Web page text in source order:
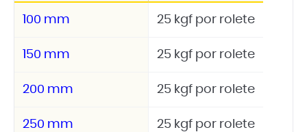
100 mm 25 kgf por rolete
150 mm 25 kgf por rolete
200 mm 25 kgf por rolete
250 mm 25 kgf por rolete